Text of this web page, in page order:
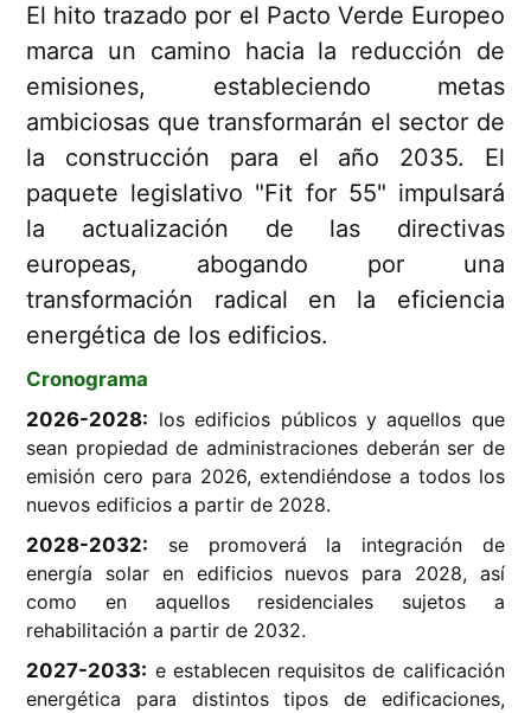
El hito trazado por el Pacto Verde Europeo
marca un camino hacia la reducción de
emisiones, estableciendo metas
ambiciosas que transformarán el sector de
la construcción para el año 2035. El
paquete legislativo "Fit for 55" impulsará
la actualización de las directivas
europeas, abogando por una
transformación radical en la eficiencia
energética de los edificios.
Cronograma
2026-2028: los edificios públicos y aquellos que
sean propiedad de administraciones deberán ser de
emisión cero para 2026, extendiéndose a todos los
nuevos edificios a partir de 2028.
2028-2032: se promoverá la integración de
energía solar en edificios nuevos para 2028, así
como en aquellos residenciales sujetos a
rehabilitación a partir de 2032.
2027-2033: e establecen requisitos de calificación
energética para distintos tipos de edificaciones,